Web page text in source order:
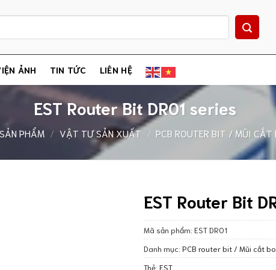
ẢNH TIN TỨC LIÊN HỆ
EST Router Bit DR01 series
SẢN PHẨM / VẬT TƯ SẢN XUẤT / PCB ROUTER BIT / MŨI CẮT
EST Router Bit
Mã sản phẩm: EST DR01
Danh mục: PCB router bit / Mũi cắt bo
Thẻ: EST